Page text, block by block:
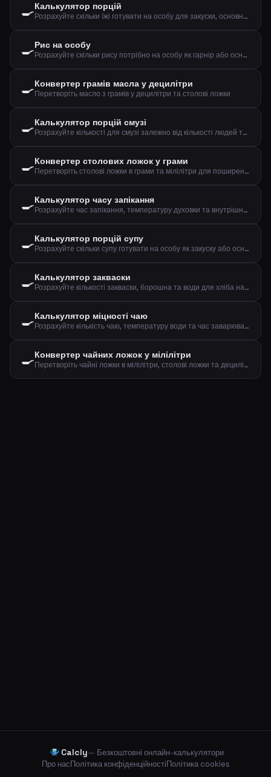
🍳Калькулятор порцій
Розрахуйте скільки їжі готувати на особу для закуски, основної страви чи десерту
🍳Рис на особу
Розрахуйте скільки рису потрібно на особу як гарнір або основну страву
🍳Конвертер грамів масла у децилітри
Перетворіть масло з грамів у децилітри та столові ложки
🍳Калькулятор порцій смузі
Розрахуйте кількості для смузі залежно від кількості людей та бажаного розміру
🍳Конвертер столових ложок у грами
Перетворіть столові ложки в грами та мілілітри для поширених інгредієнтів
🍳Калькулятор часу запікання
Розрахуйте час запікання, температуру духовки та внутрішню температуру м'яса
🍳Калькулятор порцій супу
Розрахуйте скільки супу готувати на особу як закуску або основну страву
🍳Калькулятор закваски
Розрахуйте кількості закваски, борошна та води для хліба на заквасці
🍳Калькулятор міцності чаю
Розрахуйте кількість чаю, температуру води та час заварювання за типом та кількістю чашок
🍳Конвертер чайних ложок у мілілітри
Перетворіть чайні ложки в мілілітри, столові ложки та децилітри
Calcly— Безкоштовні онлайн-калькулятори
Про насПолітика конфіденційностіПолітика cookies